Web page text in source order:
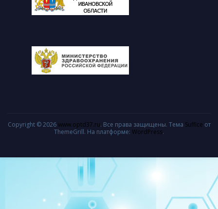
Copyright © 2026www.optd37.ru. Все права защищены. Тема Suffice от
ThemeGrill. На платформе: WordPress.